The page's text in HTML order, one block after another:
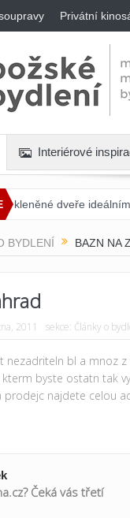
Privátní
Interiérové
ideálním řešením pro
BYDLENÍ BAZN NA
2011 sekce: Články o
nezadriteln bl a mnoz
byste ostatn tak
prodejc najdete celou
Čeká vás třetí